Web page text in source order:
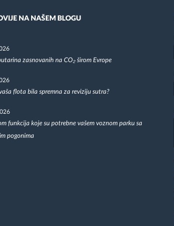
NA NAŠEM BLOGU
zasnovanih na CO₂ širom Evrope
flota bila spremna za reviziju sutra?
funkcija koje su potrebne vašem voznom parku sa
pogonima